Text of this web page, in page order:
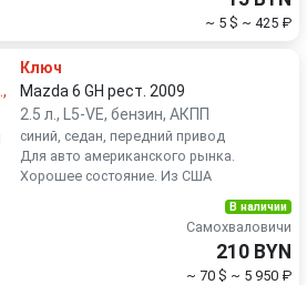
~ 5 $ ~ 425 ₽
Ключ
Mazda 6 GH рест. 2009
2.5 л., L5-VE, бензин, АКПП
синий, седан, передний привод
Для авто американского рынка.
Хорошее состояние. Из США
В наличии
Самохваловичи
210 BYN
~ 70 $ ~ 5 950 ₽